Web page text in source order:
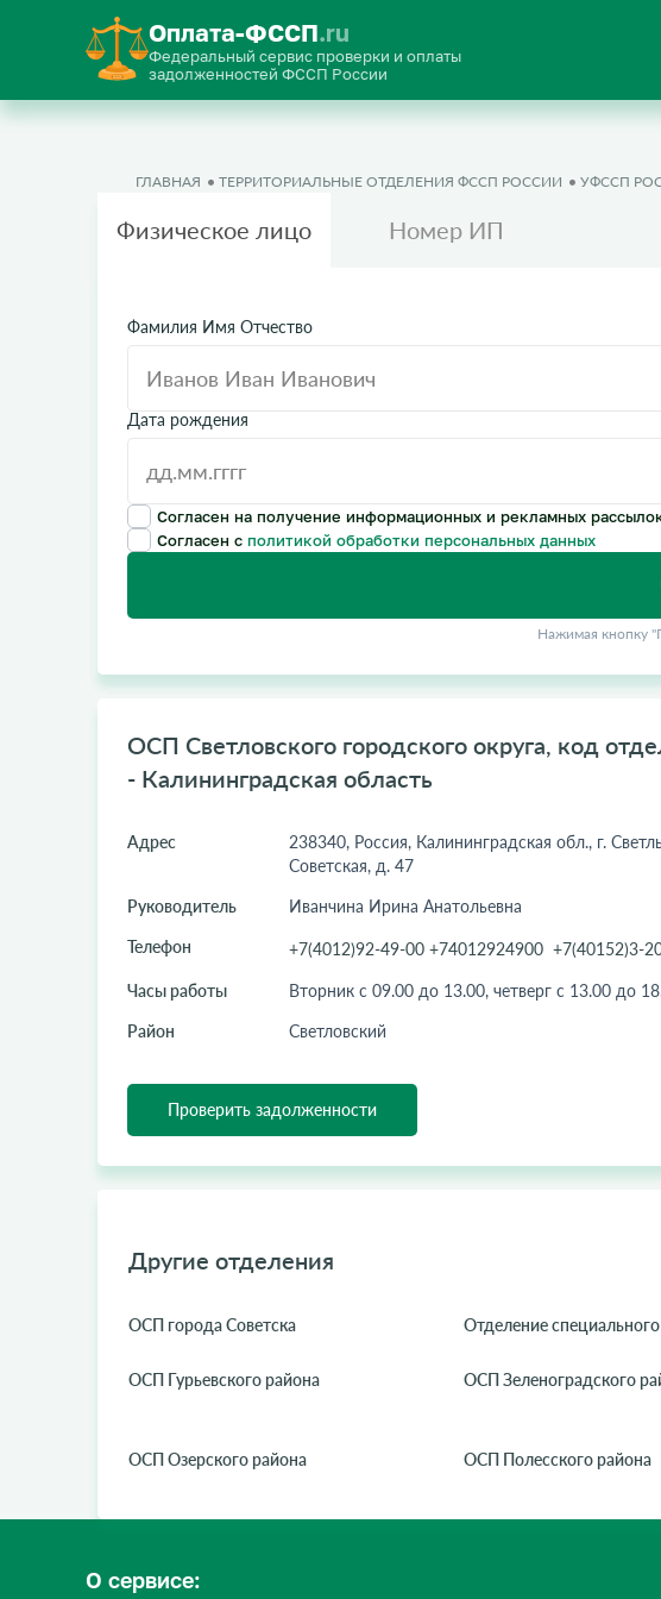
Оплата-ФССП.ru
Федеральный сервис проверки и оплаты
задолженностей ФССП России
ГЛАВНАЯ ТЕРРИТОРИАЛЬНЫЕ ОТДЕЛЕНИЯ ФССП РОССИИ УФССП
Физическое лицо Номер ИП
Фамилия Имя Отчество
Дата рождения
Согласен на получение информационных и рекламных
Согласен с политикой обработки персональных данных
Нажимая кнопку
ОСП Светловского городского округа, код
- Калининградская область
Адрес
238340, Россия, Калининградская обл., г.
Советская, д. 47
Руководитель
Иванчина Ирина Анатольевна
Телефон
+7(4012)92-49-00 +74012924900 +7(40152)3-
Часы работы
Вторник с 09.00 до 13.00, четверг с 13.00 до
Район
Светловский
Проверить задолженности
Другие отделения
ОСП города Советска Отделение специального
ОСП Гурьевского района ОСП Зеленоградского
ОСП Озерского района ОСП Полесского района
О сервисе: